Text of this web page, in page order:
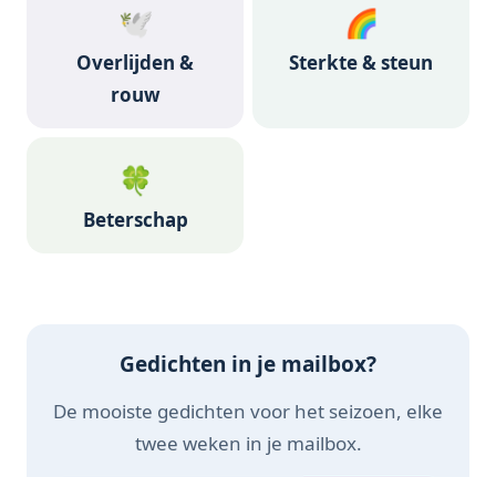
🕊️
Overlijden &
rouw
🌈
Sterkte & steun
🍀
Beterschap
Gedichten in je mailbox?
De mooiste gedichten voor het seizoen, elke
twee weken in je mailbox.